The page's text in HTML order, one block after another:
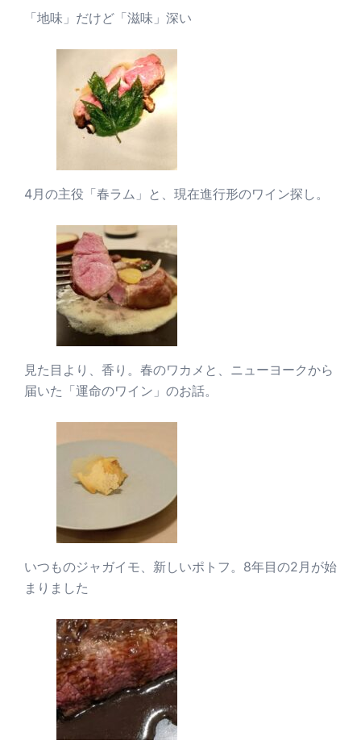
「地味」だけど「滋味」深い
4月の主役「春ラム」と、現在進行形のワイン探し。
見た目より、香り。春のワカメと、ニューヨークから
届いた「運命のワイン」のお話。
いつものジャガイモ、新しいポトフ。8年目の2月が始
まりました